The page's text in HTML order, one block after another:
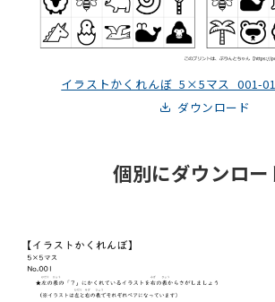
イラストかくれんぼ_5×5マス_001-
ダウンロード
個別にダウンロー